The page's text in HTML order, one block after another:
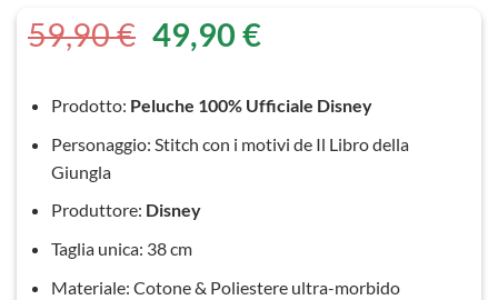
59,90€ Il
prezzo
originale
59,90 €.
49,90 €Il
attuale
49,90 €.
Prodotto: Peluche 100% Ufficiale Disney
Personaggio: Stitch con i motivi de Il Libro della
Giungla
Produttore: Disney
Taglia unica: 38 cm
Materiale: Cotone & Poliestere ultra-morbido